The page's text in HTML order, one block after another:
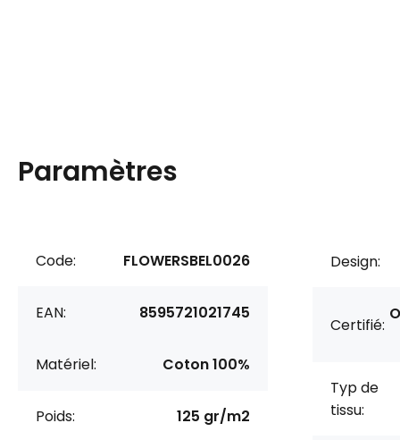
Paramètres
Code: FLOWERSBEL0026
EAN: 8595721021745
Matériel: Coton 100%
Poids: 125 gr/m2
Design:
Certifié:
Typ de
tissu: